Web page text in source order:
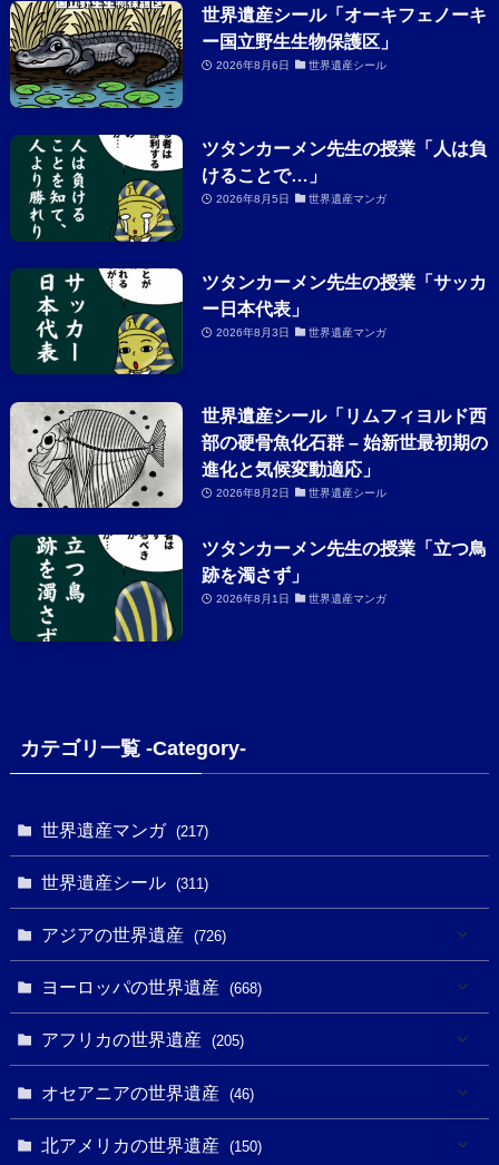
世界遺産シール「オーキフェノーキ
ー国立野生生物保護区」
2026年8月6日 世界遺産シール
ツタンカーメン先生の授業「人は負
けることで…」
2026年8月5日 世界遺産マンガ
ツタンカーメン先生の授業「サッカ
ー日本代表」
2026年8月3日 世界遺産マンガ
世界遺産シール「リムフィヨルド西
部の硬骨魚化石群 – 始新世最初期の
進化と気候変動適応」
2026年8月2日 世界遺産シール
ツタンカーメン先生の授業「立つ鳥
跡を濁さず」
2026年8月1日 世界遺産マンガ
カテゴリ一覧 -Category-
世界遺産マンガ (217)
世界遺産シール (311)
アジアの世界遺産 (726)
(6)
ヨーロッパの世界遺産 (668)
(4)
(3)
アフリカの世界遺産 (205)
(8)
(1)
オセアニアの世界遺産 (46)
北アメリカの世界遺産 (150)